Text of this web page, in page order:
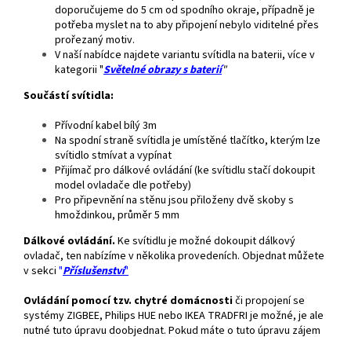
doporučujeme do 5 cm od spodního okraje, případně je
potřeba myslet na to aby připojení nebylo viditelné přes
prořezaný motiv.
V naší nabídce najdete variantu svítidla na baterii, více v
kategorii "Světelné obrazy s baterií"
Součástí svítidla:
Přívodní kabel bílý 3m
Na spodní straně svítidla je umístěné tlačítko, kterým lze
svítidlo stmívat a vypínat
Přijímač pro dálkové ovládání (ke svítidlu stačí dokoupit
model ovladače dle potřeby)
Pro připevnění na stěnu jsou přiloženy dvě skoby s
hmoždinkou, průměr 5 mm
Dálkové ovládání. Ke svítidlu je možné dokoupit dálkový
ovladač, ten nabízíme v několika provedeních. Objednat můžete
v sekci "Příslušenství"
Ovládání pomocí tzv. chytré domácnostiči propojení se
systémy ZIGBEE, Philips HUE nebo IKEA TRADFRI je možné, je ale
nutné tuto úpravu doobjednat. Pokud máte o tuto úpravu zájem